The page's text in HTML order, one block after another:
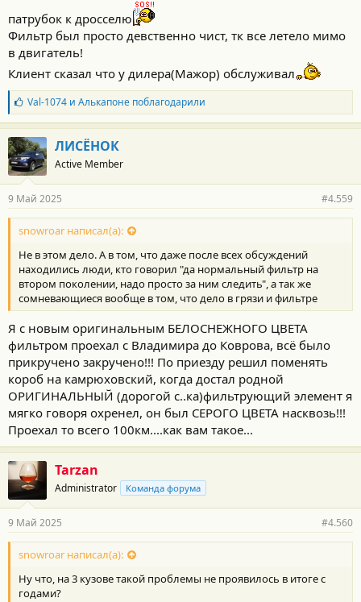
патрубок к дросселю
Фильтр был просто девственно чист, тк все летело мимо
в двигатель!
Клиент сказал что у дилера(Мажор) обслуживал
Б
л
а
г
о
д
а
н
о
с
и
:
Val-1074и Алькапонепоблагодарили
ЛИСЁНОК
Active Member
9 Май 2025 #4.559
snowroar написал(а):
Не в этом дело. А в том, что даже после всех обсуждений
находились люди, кто говорил "да нормальный фильтр на
втором поколении, надо просто за ним следить", а так же
сомневающиеся вообще в том, что дело в грязи и фильтре
Я с новым оригинальным БЕЛОСНЕЖНОГО ЦВЕТА
фильтром проехал с Владимира до Коврова, всё было
прикручено закручено!!! По приезду решил поменять
короб на камрюховский, когда достал родной
ОРИГИНАЛЬНЫЙ (дорогой с..ка)фильтрующий элемент я
мягко говоря охренел, он был СЕРОГО ЦВЕТА насквозь!!!
Проехал то всего 100км....как вам такое...
Tarzan
Administrator Команда форума
9 Май 2025 #4.560
snowroar написал(а):
Ну что, на 3 кузове такой проблемы не проявилось в итоге с
годами?